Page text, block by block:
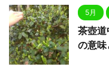
5月
茶壺
の意味